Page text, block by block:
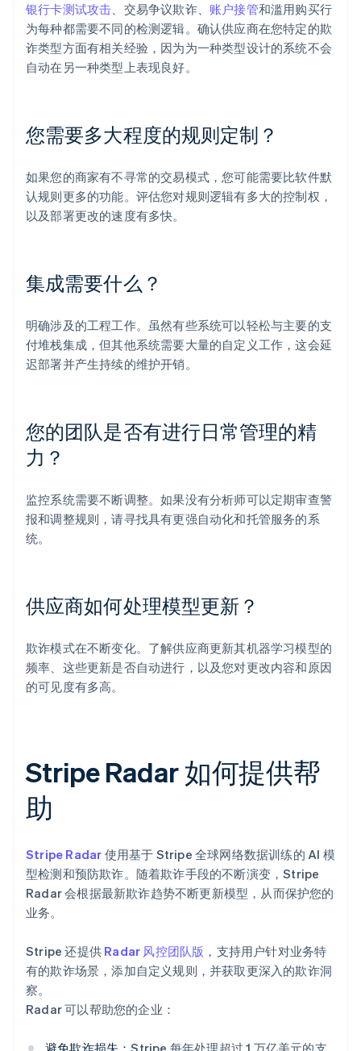
银行卡测试攻击、交易争议欺诈、 账户接管和滥用购买行
为每种都需要不同的检测逻辑。确认供应商在您特定的欺
诈类型方面有相关经验，因为为一种类型设计的系统不会
自动在另一种类型上表现良好。
您需要多大程度的规则定制？
如果您的商家有不寻常的交易模式，您可能需要比软件默
认规则更多的功能。评估您对规则逻辑有多大的控制权，
以及部署更改的速度有多快。
集成需要什么？
明确涉及的工程工作。虽然有些系统可以轻松与主要的支
付堆栈集成，但其他系统需要大量的自定义工作，这会延
迟部署并产生持续的维护开销。
您的团队是否有进行日常管理的精
力？
监控系统需要不断调整。如果没有分析师可以定期审查警
报和调整规则，请寻找具有更强自动化和托管服务的系
统。
供应商如何处理模型更新？
欺诈模式在不断变化。了解供应商更新其机器学习模型的
频率、这些更新是否自动进行，以及您对更改内容和原因
的可见度有多高。
Stripe Radar 如何提供帮
助
Stripe Radar 使用基于 Stripe 全球网络数据训练的 AI 模
型检测和预防欺诈。随着欺诈手段的不断演变，Stripe
Radar 会根据最新欺诈趋势不断更新模型，从而保护您的
业务。
Stripe 还提供 Radar 风控团队版 ，支持用户针对业务特
有的欺诈场景，添加自定义规则，并获取更深入的欺诈洞
察。
Radar 可以帮助您的企业：